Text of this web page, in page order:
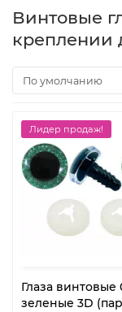
Винтовые
креплении
Лидер продаж!
Глаза винтовые
зеленые 3D